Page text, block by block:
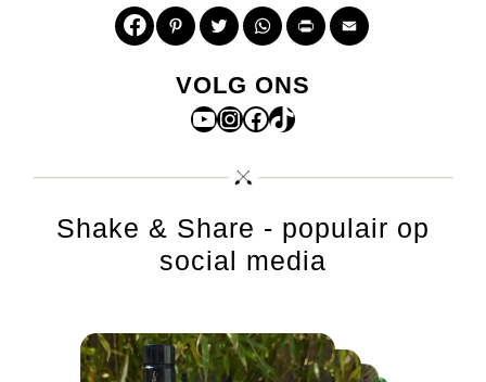
PinterestTwitterWhatsApp
Print
VOLG ONS
YouTube
Instagram
Facebook
TikTok
Shake & Share - populair op
social media